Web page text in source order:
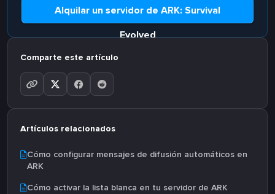
Alquilar un servidor de ARK: Survival
Evolved
Comparte este artículo
Artículos relacionados
Cómo configurar mensajes de difusión automáticos en
ARK
Cómo activar la lista blanca en tu servidor de ARK